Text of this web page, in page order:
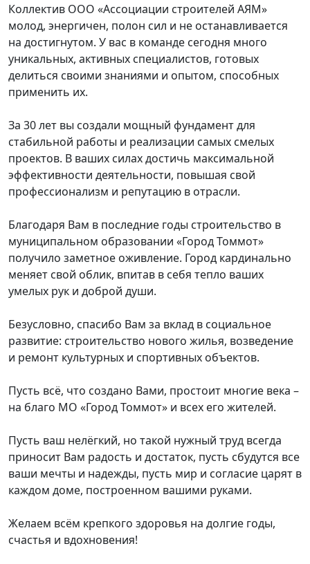
Коллектив ООО «Ассоциации строителей АЯМ»
молод, энергичен, полон сил и не останавливается
на достигнутом. У вас в команде сегодня много
уникальных, активных специалистов, готовых
делиться своими знаниями и опытом, способных
применить их.
За 30 лет вы создали мощный фундамент для
стабильной работы и реализации самых смелых
проектов. В ваших силах достичь максимальной
эффективности деятельности, повышая свой
профессионализм и репутацию в отрасли.
Благодаря Вам в последние годы строительство в
муниципальном образовании «Город Томмот»
получило заметное оживление. Город кардинально
меняет свой облик, впитав в себя тепло ваших
умелых рук и доброй души.
Безусловно, спасибо Вам за вклад в социальное
развитие: строительство нового жилья, возведение
и ремонт культурных и спортивных объектов.
Пусть всё, что создано Вами, простоит многие века –
на благо МО «Город Томмот» и всех его жителей.
Пусть ваш нелёгкий, но такой нужный труд всегда
приносит Вам радость и достаток, пусть сбудутся все
ваши мечты и надежды, пусть мир и согласие царят в
каждом доме, построенном вашими руками.
Желаем всём крепкого здоровья на долгие годы,
счастья и вдохновения!